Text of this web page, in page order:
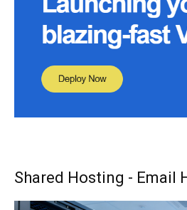
Shared Hosting - Email